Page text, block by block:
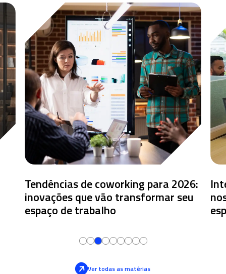
Tendências de coworking para 2026:
inovações que vão transformar seu
espaço de trabalho
Ver todas as matérias